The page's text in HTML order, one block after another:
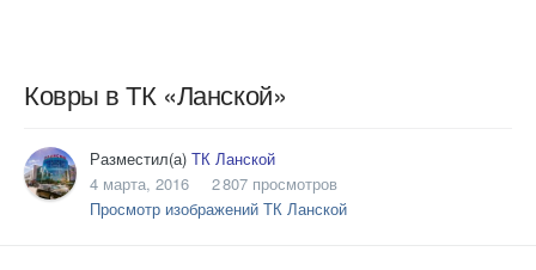
Ковры в ТК «Ланской»
Разместил(а) ТК Ланской
4 марта, 2016
2 807 просмотров
Просмотр изображений ТК Ланской